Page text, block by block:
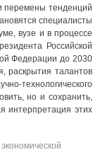
перемены тенденций
специалисты
вузе и в процессе
Российской
Федерации до 2030
раскрытия талантов
технологического
но и сохранить,
интерпретация этих